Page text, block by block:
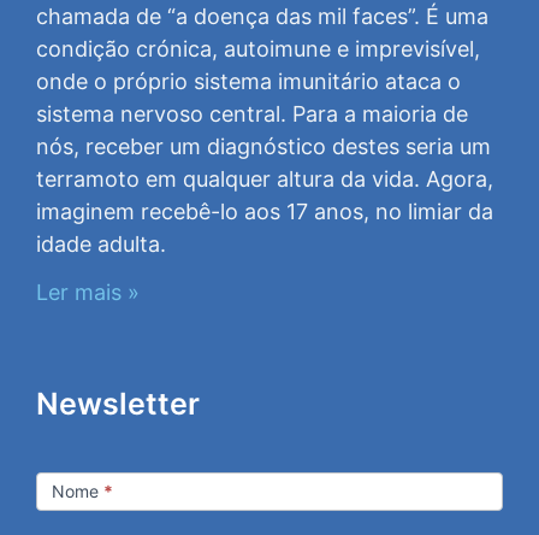
chamada de “a doença das mil faces”. É uma
condição crónica, autoimune e imprevisível,
onde o próprio sistema imunitário ataca o
sistema nervoso central. Para a maioria de
nós, receber um diagnóstico destes seria um
terramoto em qualquer altura da vida. Agora,
imaginem recebê-lo aos 17 anos, no limiar da
idade adulta.
Ler mais »
Newsletter
Nome *